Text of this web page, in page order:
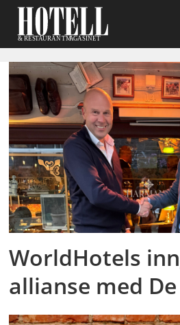
Emne:
worldhotels
WorldHotels
allianse med